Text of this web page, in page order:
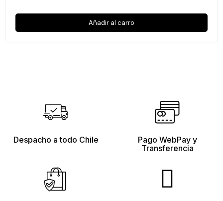
Añadir al carro
Despacho a todo Chile
Pago WebPay y
Transferencia